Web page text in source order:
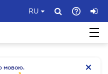
RU
мовою.